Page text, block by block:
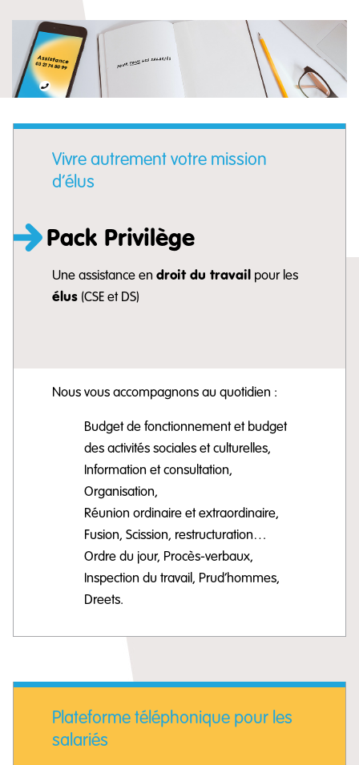
Vivre autrement votre mission
d’élus
Pack Privilège
Une assistance en droit du travail pour les
élus (CSE et DS)
Nous vous accompagnons au quotidien :
Budget de fonctionnement et budget
des activités sociales et culturelles,
Information et consultation,
Organisation,
Réunion ordinaire et extraordinaire,
Fusion, Scission, restructuration…
Ordre du jour, Procès-verbaux,
Inspection du travail, Prud’hommes,
Dreets.
Plateforme téléphonique pour les
salariés